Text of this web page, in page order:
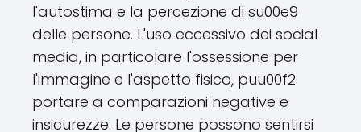
l'autostima e la percezione di su00e9
delle persone. L'uso eccessivo dei social
media, in particolare l'ossessione per
l'immagine e l'aspetto fisico, puu00f2
portare a comparazioni negative e
insicurezze. Le persone possono sentirsi